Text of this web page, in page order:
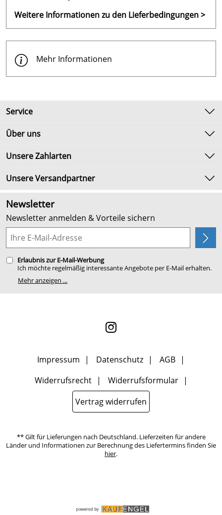
Weitere Informationen zu den Lieferbedingungen >
Mehr Informationen
Service
Kontakt
Umtausch & Rückgabe
Lieferbedingungen
Über uns
Unsere Bestseller
Neu
Angebote
Kundenbewertungen (2.652)
4,9/5*****
Planung
Unsere Zahlarten
Unsere Versandpartner
Newsletter
Newsletter anmelden & Vorteile sichern
Erlaubnis zur E-Mail-Werbung
Ich möchte regelmäßig interessante Angebote per E-Mail erhalten.
weitergegeben. Zu statistischen Zwecken wird in anonymer Form
ich den Link "Abmelden" am Ende des Newsletters anklicke oder die
Option Newsletter im Mitgliederbereich deaktiviere. Die
habe ich zur Kenntnis genommen.
Mehr anzeigen ...
Impressum Datenschutz
AGB
Widerrufsrecht
Widerrufsformular
Vertrag widerrufen
** Gilt für Lieferungen nach Deutschland. Lieferzeiten für andere
Länder und Informationen zur Berechnung des Liefertermins finden Sie
hier.